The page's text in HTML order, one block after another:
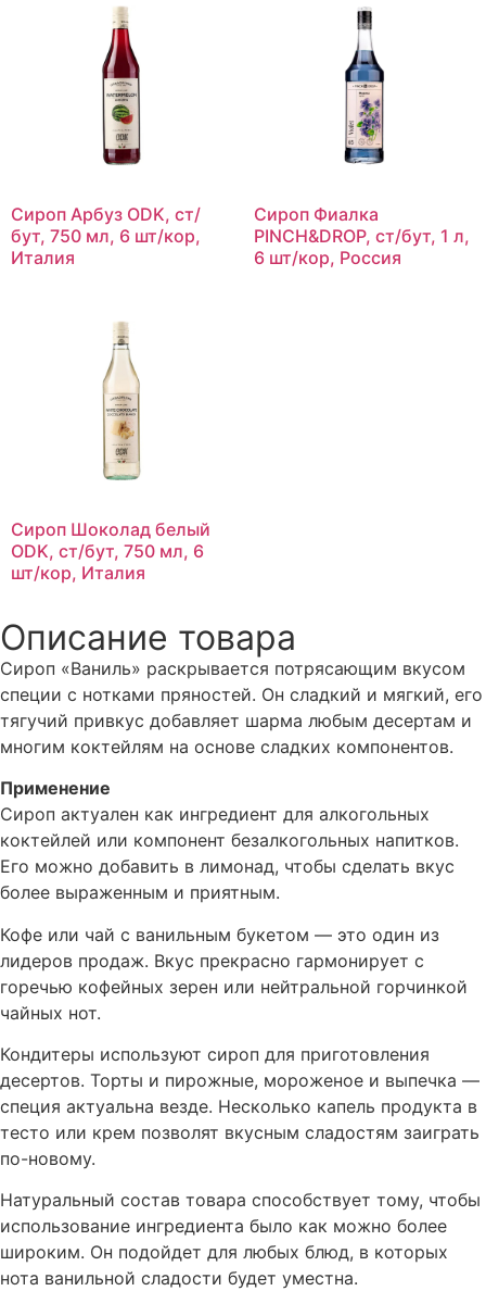
Сироп Арбуз ODK, ст/
бут, 750 мл, 6 шт/кор,
Италия
Сироп Фиалка
PINCH&DROP, ст/бут, 1 л,
6 шт/кор, Россия
Сироп Шоколад белый
ODK, ст/бут, 750 мл, 6
шт/кор, Италия
Описание товара
Сироп «Ваниль» раскрывается потрясающим вкусом
специи с нотками пряностей. Он сладкий и мягкий, его
тягучий привкус добавляет шарма любым десертам и
многим коктейлям на основе сладких компонентов.
Применение
Сироп актуален как ингредиент для алкогольных
коктейлей или компонент безалкогольных напитков.
Его можно добавить в лимонад, чтобы сделать вкус
более выраженным и приятным.
Кофе или чай с ванильным букетом — это один из
лидеров продаж. Вкус прекрасно гармонирует с
горечью кофейных зерен или нейтральной горчинкой
чайных нот.
Кондитеры используют сироп для приготовления
десертов. Торты и пирожные, мороженое и выпечка —
специя актуальна везде. Несколько капель продукта в
тесто или крем позволят вкусным сладостям заиграть
по-новому.
Натуральный состав товара способствует тому, чтобы
использование ингредиента было как можно более
широким. Он подойдет для любых блюд, в которых
нота ванильной сладости будет уместна.